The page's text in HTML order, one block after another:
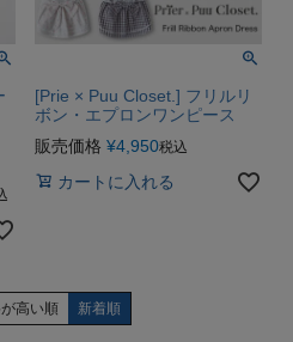
[Prie × Puu Closet.] フリルリ
ボン・エプロンワンピース
販売価格 ¥4,950税込
カートに入れる
高い順 新着順